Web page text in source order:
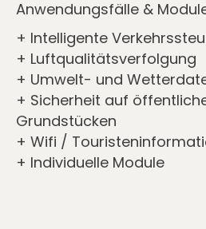
Anwendungsfälle &
+ Intelligente
+ Luftqualitätsverfolgung
+ Umwelt- und
+ Sicherheit auf
Grundstücken
+ Wifi /
+ Individuelle Module